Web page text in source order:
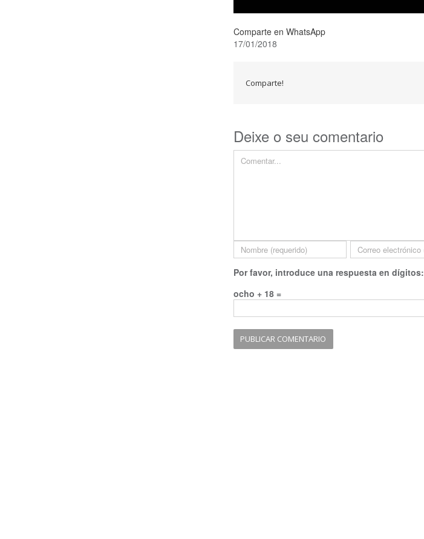
Comparte en WhatsApp
17/01/2018
Comparte!
Deixe o seu comentario
Por favor, introduce una respuesta en dígitos:
ocho + 18 =